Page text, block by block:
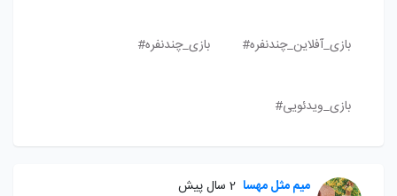
بازی_آفلاین_چندنفره# بازی_چندنفره#
بازی_ویدئویی#
میم مثل مهسا 2 سال پیش